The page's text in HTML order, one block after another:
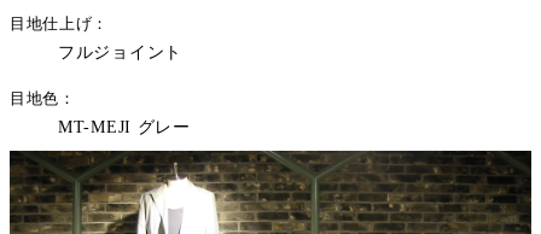
目地仕上げ
フルジョイント
目地色
MT-MEJI グレー